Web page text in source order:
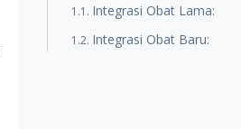
Integrasi Obat Lama:
Integrasi Obat Baru: